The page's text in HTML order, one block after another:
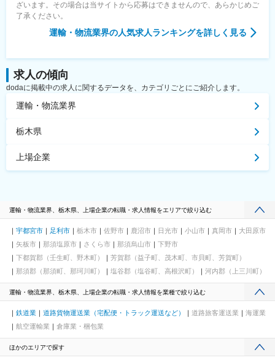
ざいます。その場合は当サイトから応募はできませんので、あらかじめご
了承ください。
運輸・物流業界の人気求人ランキングを詳しく見る
求人の傾向
dodaに掲載中の求人に関するデータを、カテゴリごとにご紹介します。
運輸・物流業界
栃木県
上場企業
運輸・物流業界、栃木県、上場企業の転職・求人情報をエリアで絞り込む
宇都宮市 足利市 栃木市 佐野市 鹿沼市 日光市 小山市 真岡市
大田原市
矢板市
那須塩原市 さくら市 那須烏山市
下野市
下都賀郡（壬生町、野木町）
芳賀郡（益子町、茂木町、市貝町、芳賀町）
那須郡（那須町、那珂川町）
塩谷郡（塩谷町、高根沢町） 河内郡（上三川町）
運輸・物流業界、栃木県、上場企業の転職・求人情報を業種で絞り込む
鉄道業 道路貨物運送業（宅配便・トラック運送など） 道路旅客運送業
海運業
航空運輸業
倉庫業・梱包業
ほかのエリアで探す